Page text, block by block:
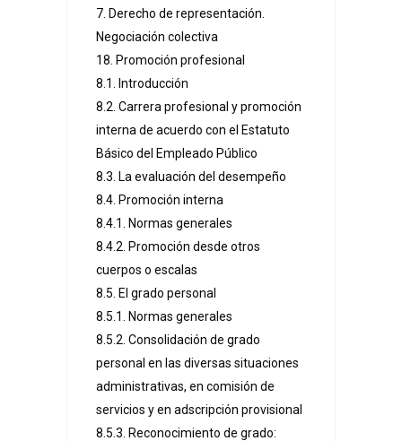
7. Derecho de representación.
Negociación colectiva
18. Promoción profesional
8.1. Introducción
8.2. Carrera profesional y promoción
interna de acuerdo con el Estatuto
Básico del Empleado Público
8.3. La evaluación del desempeño
8.4. Promoción interna
8.4.1. Normas generales
8.4.2. Promoción desde otros
cuerpos o escalas
8.5. El grado personal
8.5.1. Normas generales
8.5.2. Consolidación de grado
personal en las diversas situaciones
administrativas, en comisión de
servicios y en adscripción provisional
8.5.3. Reconocimiento de grado: